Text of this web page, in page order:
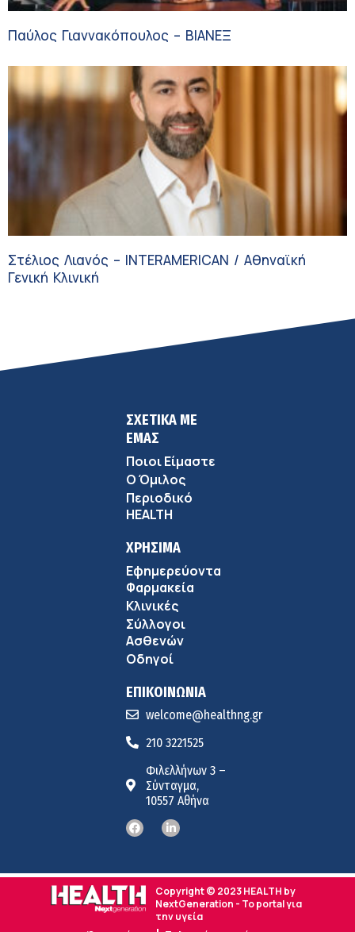
Παύλος Γιαννακόπουλος – ΒΙΑΝΕΞ
Στέλιος Λιανός – INTERAMERICAN / Αθηναϊκή
Γενική Κλινική
ΣΧΕΤΙΚΑ ΜΕ
ΕΜΑΣ
Ποιοι Είμαστε
Ο Όμιλος
Περιοδικό
HEALTH
ΧΡΗΣΙΜΑ
Εφημερεύοντα
Φαρμακεία
Κλινικές
Σύλλογοι
Ασθενών
Οδηγοί
ΕΠΙΚΟΙΝΩΝΙΑ
welcome@healthng.gr
210 3221525
Φιλελλήνων 3 –
Σύνταγμα,
10557 Αθήνα
Copyright © 2023 HEALTH by
NextGeneration - Το portal για
την υγεία